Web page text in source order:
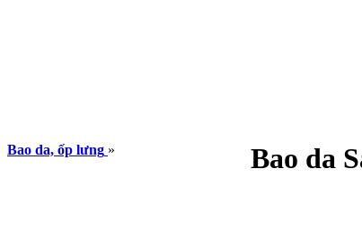
Bao da, ốp lưng » Bao da